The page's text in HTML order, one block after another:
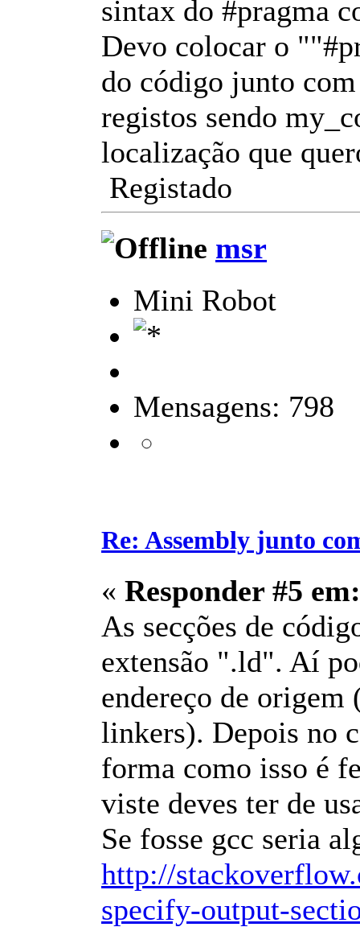
sintax do #pragma
Devo colocar o
do código junto
registos sendo
localização que
Registado
msr
Mini Robot
Mensagens: 798
Re: Assembly junto
« Responder #5 em:
As secções de
extensão ".ld". Aí
endereço de origem
linkers). Depois no
forma como isso é
viste deves ter de
Se fosse gcc seria
http://
specify-output-